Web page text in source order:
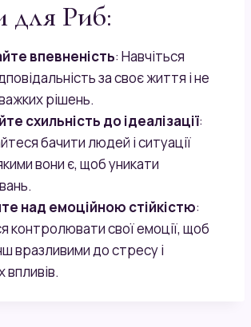
для Риб:
впевненість: Навчіться
за своє життя і не
рішень.
схильність до ідеалізації:
бачити людей і ситуації
вони є, щоб уникати
над емоційною стійкістю:
контролювати свої емоції, щоб
вразливими до стресу і
впливів.